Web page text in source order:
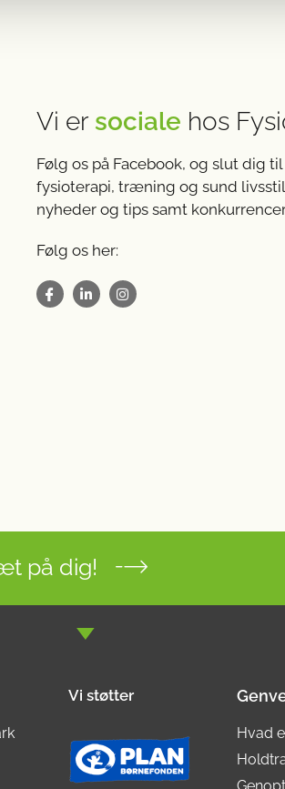
Vi er sociale hos
Følg os på Facebook, og slut dig
fysioterapi, træning og sund
nyheder og tips samt
Følg os her:
på dig!
Vi støtter
Hvad